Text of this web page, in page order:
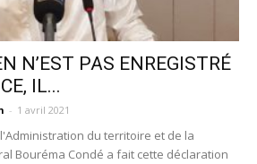
N’EST PAS ENREGISTRÉ
IL...
- 1 avril 2021
du territoire et de la
Bouréma Condé a fait cette déclaration